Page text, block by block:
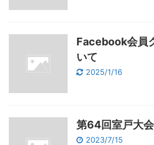
Facebook会員
いて
2025/1/16
第64回室戸大
2023/7/15